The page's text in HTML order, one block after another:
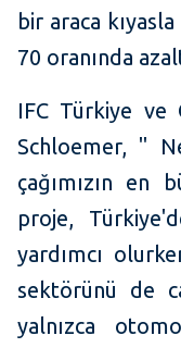
bir araca
70 oranında
IFC Türkiye ve
Schloemer, "
çağımızın en
proje,
yardımcı
sektörünü de
yalnızca